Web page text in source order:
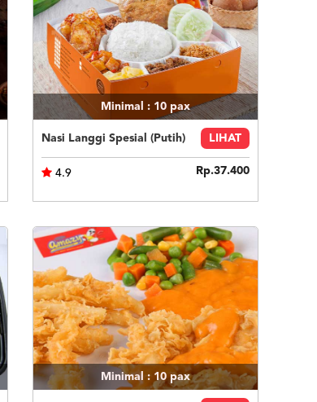
Minimal : 10 pax
Nasi Langgi Spesial (Putih) LIHAT
4.9 Rp.37.400
Minimal : 10pax